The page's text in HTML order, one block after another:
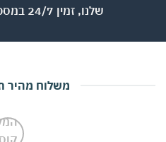
שלנו, זמין 24/7 במספר 050-9721548
משלוח מהיר תוך